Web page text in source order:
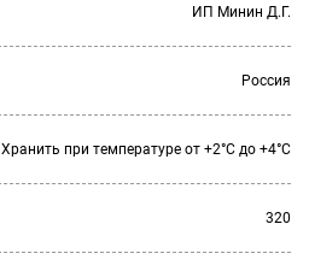
ИП Минин Д.Г.
Россия
Хранить при температуре от +2°С до +4°С
320